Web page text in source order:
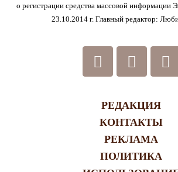
о регистрации средства массовой
23.10.2014 г. Главный редактор:
РЕДАКЦИЯ
КОНТАКТЫ
РЕКЛАМА
ПОЛИТИКА